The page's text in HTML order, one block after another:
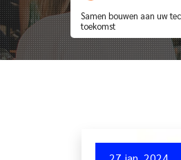
Samen bouwen aan uw
toekomst